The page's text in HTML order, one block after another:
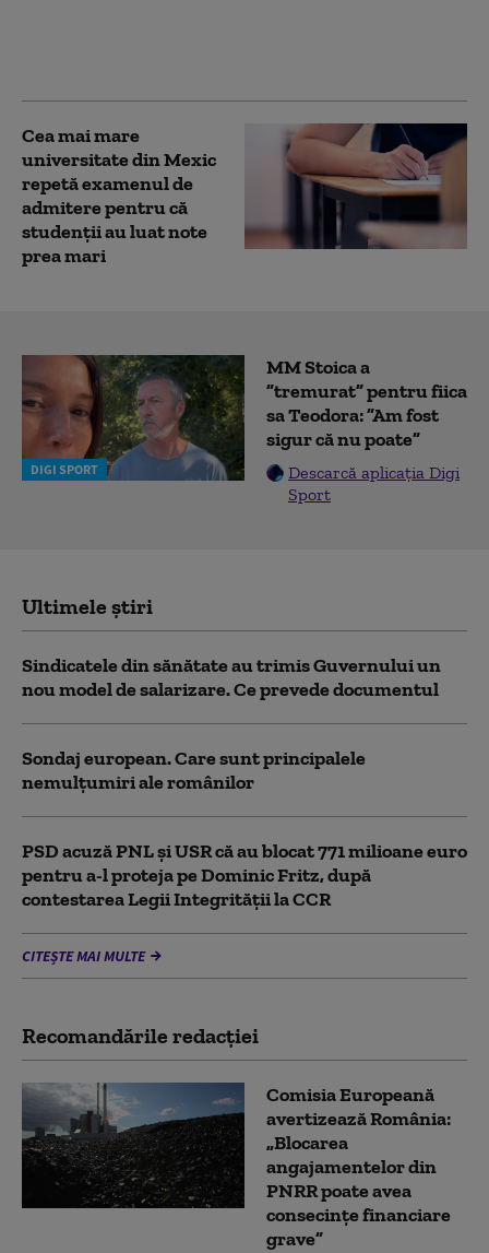
Cea mai mare
universitate din Mexic
repetă examenul de
admitere pentru că
studenţii au luat note
prea mari
DIGI SPORT
MM Stoica a
”tremurat” pentru fiica
sa Teodora: ”Am fost
sigur că nu poate”
Descarcă aplicația Digi
Sport
Ultimele știri
Sindicatele din sănătate au trimis Guvernului un
nou model de salarizare. Ce prevede documentul
Sondaj european. Care sunt principalele
nemulțumiri ale românilor
PSD acuză PNL şi USR că au blocat 771 milioane euro
pentru a-l proteja pe Dominic Fritz, după
contestarea Legii Integrității la CCR
CITEȘTE MAI MULTE
Recomandările redacţiei
Comisia Europeană
avertizează România:
„Blocarea
angajamentelor din
PNRR poate avea
consecințe financiare
grave”